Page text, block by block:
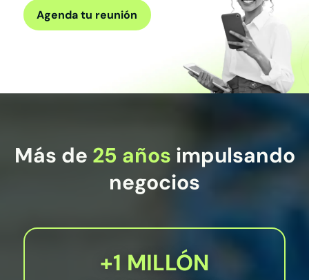
Agenda tu reunión
Más de 25 años impulsando
negocios
+1 MILLÓN